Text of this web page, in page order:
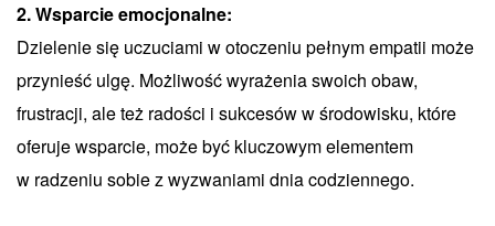
2. Wsparcie emocjonalne:
Dzielenie się uczuciami w otoczeniu pełnym empatii może
przynieść ulgę. Możliwość wyrażenia swoich obaw,
frustracji, ale też radości i sukcesów w środowisku, które
oferuje wsparcie, może być kluczowym elementem
w radzeniu sobie z wyzwaniami dnia codziennego.